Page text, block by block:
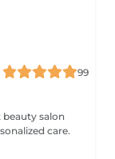
99
beauty salon
care.